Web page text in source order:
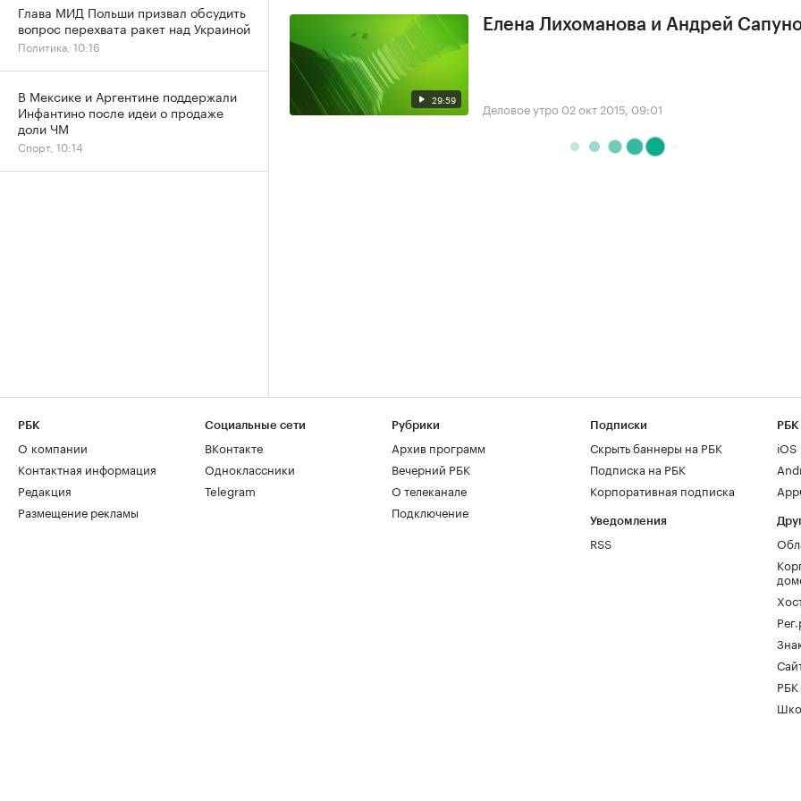
29:59
Елена Лихоманова и Андрей
Деловое утро 02 окт 2015, 09:01
Глава МИД Польши призвал обсудить
вопрос перехвата ракет над Украиной
Политика, 10:16
В Мексике и Аргентине поддержали
Инфантино после идеи о продаже
доли ЧМ
Спорт, 10:14
РБК
О компании
Контактная информация
Редакция
Размещение рекламы
Социальные сети
ВКонтакте
Одноклассники
Telegram
Рубрики
Архив программ
Вечерний РБК
О телеканале
Подключение
Подписки
Скрыть баннеры на РБК
Подписка на РБК
Корпоративная подписка
Уведомления
RSS
РБК
iOS